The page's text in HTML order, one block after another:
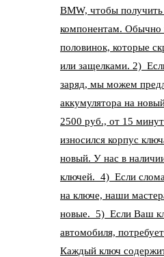
BMW, чтобы
компонентам. Обычно
половинок, которые
или защелками. 2)
заряд, мы можем
аккумулятора на
2500 руб., от 15
износился корпус
новый. У нас в
ключей. 4) Если
на ключе, наши
новые. 5) Если Ваш
автомобиля,
Каждый ключ